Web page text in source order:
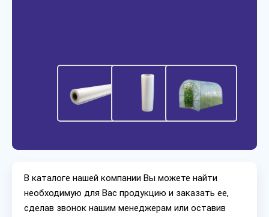
В каталоге нашей компании Вы можете найти
необходимую для Вас продукцию и заказать ее,
сделав звонок нашим менеджерам или оставив